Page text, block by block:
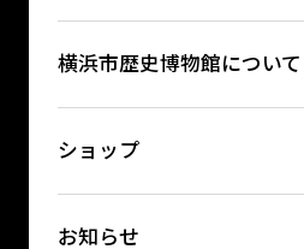
横浜市歴史博物館について
ショップ
お知らせ